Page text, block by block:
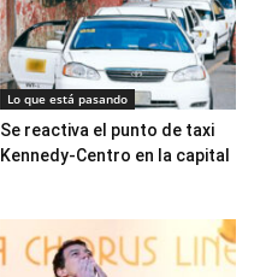
Lo que está pasando
Se reactiva el punto de taxi
Kennedy-Centro en la capital